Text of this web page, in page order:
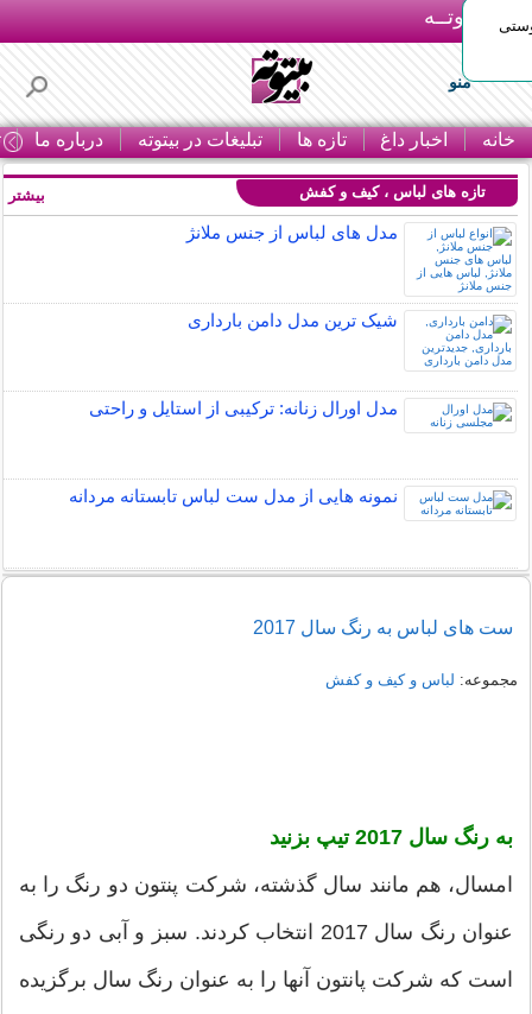
بـیتوتــه
منو
خانه اخبار داغ تازه ها تبلیغات در بیتوته درباره ما
تازه های لباس ، کیف و کفش
مدل های لباس از جنس ملانژ
شیک ترین مدل دامن بارداری
مدل اورال زنانه: ترکیبی از استایل و راحتی
نمونه هایی از مدل ست لباس تابستانه مردانه
نمونه هایی از مدل یقه شومیز
بیشتر
ست های لباس به رنگ سال 2017
مجموعه: لباس و کیف و کفش
به رنگ سال 2017 تیپ بزنید
امسال، هم مانند سال گذشته، شرکت پنتون دو رنگ را به
عنوان رنگ سال 2017 انتخاب کردند. سبز و آبی دو رنگی
است که شرکت پانتون آنها را به عنوان رنگ سال برگزیده